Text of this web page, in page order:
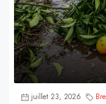
juillet 23, 2026